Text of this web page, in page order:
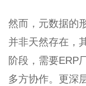
然而，元数据的
并非天然存在，
阶段，需要ERP
多方协作。更深